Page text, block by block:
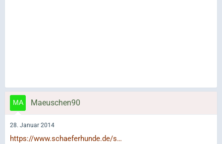
Maeuschen90
28. Januar 2014
https://www.schaeferhunde.de/s…